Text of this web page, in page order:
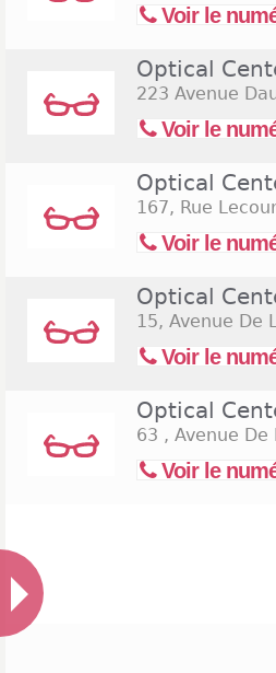
Voir le
Optical
223 Avenue
Voir le
Optical
167, Rue
Voir le
Optical
15, Avenue De
Voir le
Optical
63 , Avenue De
Voir le